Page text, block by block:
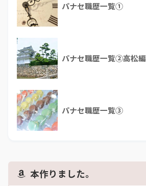
パナセ職歴一覧①
パナセ職歴一覧②高松編
パナセ職歴一覧③
本作りました。